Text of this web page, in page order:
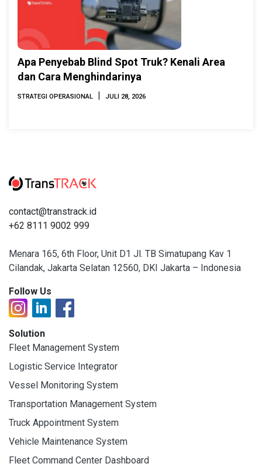
Apa Penyebab Blind Spot Truk? Kenali Area
dan Cara Menghindarinya
STRATEGI OPERASIONAL | JULI 28, 2026
contact@transtrack.id
+62 8111 9002 999
Menara 165, 6th Floor, Unit D1 Jl. TB Simatupang Kav 1
Cilandak, Jakarta Selatan 12560, DKI Jakarta – Indonesia
Follow Us
Solution
Fleet Management System
Logistic Service Integrator
Vessel Monitoring System
Transportation Management System
Truck Appointment System
Vehicle Maintenance System
Fleet Command Center Dashboard